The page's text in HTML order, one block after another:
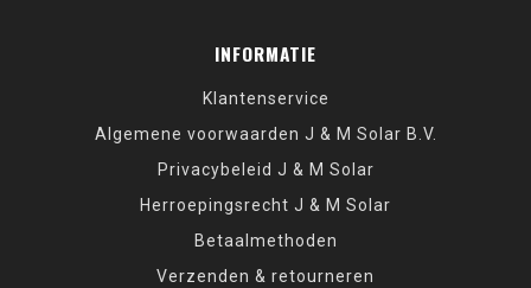
INFORMATIE
Klantenservice
Algemene voorwaarden J & M Solar B.V.
Privacybeleid J & M Solar
Herroepingsrecht J & M Solar
Betaalmethoden
Verzenden & retourneren